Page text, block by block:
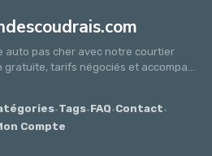
auto pas cher avec notre courtier
gratuite, tarifs négociés et accompa...
·Tags·FAQ·Contact·
Compte